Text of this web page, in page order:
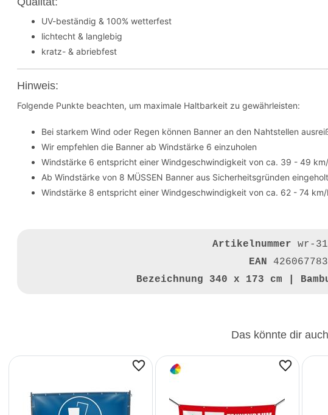
UV-beständig & 100% wetterfest
lichtecht & langlebig
kratz- & abriebfest
Hinweis:
Folgende Punkte beachten, um maximale Haltbarkeit zu gewährleisten:
Bei starkem Wind oder Regen können Banner an den Nahtstellen
Wir empfehlen die Banner ab Windstärke 6 einzuholen
Windstärke 6 entspricht einer Windgeschwindigkeit von ca. 39 - 49
Ab Windstärke von 8 MÜSSEN Banner aus Sicherheitsgründen
Windstärke 8 entspricht einer Windgeschwindigkeit von ca. 62 - 74
Artikelnummer wr-
EAN
Bezeichnung 340 x 173 cm |
Das könnte dir